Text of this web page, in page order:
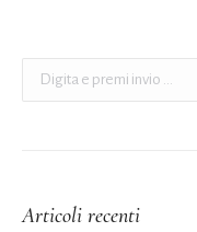
Articoli recenti